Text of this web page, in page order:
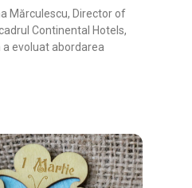
Mărculescu, Director of
Continental Hotels,
evoluat abordarea